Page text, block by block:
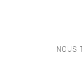
NOUS